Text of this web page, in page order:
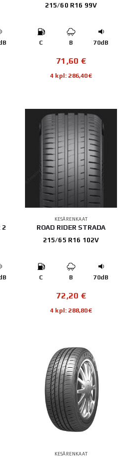
215/60 R16 99V
C B 70dB
71,60 €
4 kpl: 286,40€
2
KESÄRENKAAT
ROAD RIDER STRADA
215/65 R16 102V
C B 70dB
72,20 €
4 kpl: 288,80€
KESÄRENKAAT